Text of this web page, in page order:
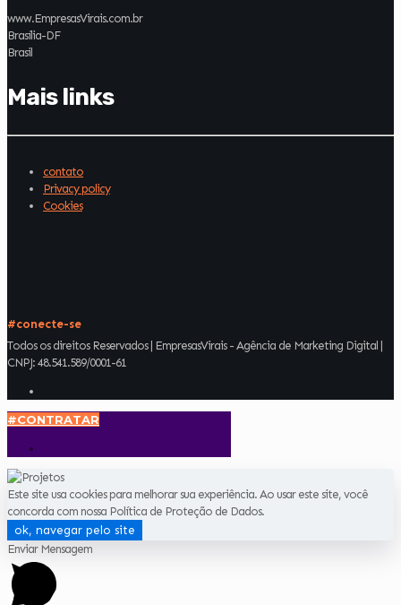
www.EmpresasVirais.com.br
Brasília-DF
Brasil
Mais links
contato
Privacy policy
Cookies
#conecte-se
Todos os direitos Reservados | EmpresasVirais - Agência de Marketing Digital |
CNPJ: 48.541.589/0001-61
#CONTRATAR
Este site usa cookies para melhorar sua experiência. Ao usar este site, você
concorda com nossa Política de Proteção de Dados.
ok, navegar pelo site
Enviar Mensagem